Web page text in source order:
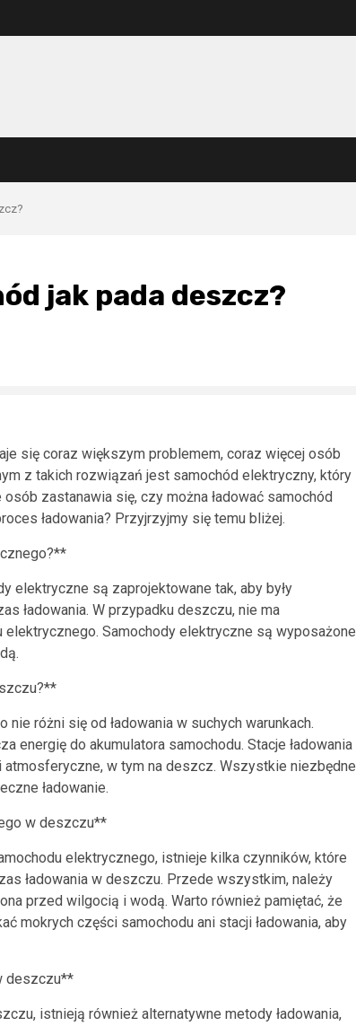
jak pada deszcz?
się coraz większym problemem, coraz więcej osób
z takich rozwiązań jest samochód elektryczny, który
zastanawia się, czy można ładować samochód
ładowania? Przyjrzyjmy się temu bliżej.
elektryczne są zaprojektowane tak, aby były
ładowania. W przypadku deszczu, nie ma
Samochody elektryczne są wyposażone
różni się od ładowania w suchych warunkach.
energię do akumulatora samochodu. Stacje ładowania
w tym na deszcz. Wszystkie niezbędne
ładowanie.
w deszczu**
elektrycznego, istnieje kilka czynników, które
ładowania w deszczu. Przede wszystkim, należy
przed wilgocią i wodą. Warto również pamiętać, że
mokrych części samochodu ani stacji ładowania, aby
deszczu**
istnieją również alternatywne metody ładowania,